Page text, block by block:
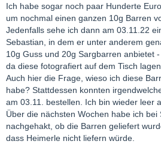
Ich habe sogar noch paar Hunderte
um nochmal einen ganzen 10g Barren
Jedenfalls sehe ich dann am 03.11.22
Sebastian, in dem er unter anderem
10g Guss und 20g Sargbarren anbietet
da diese fotografiert auf dem Tisch
Auch hier die Frage, wieso ich diese
habe? Stattdessen konnten
am 03.11. bestellen. Ich bin wieder leer
Über die nächsten Wochen habe ich
nachgehakt, ob die Barren geliefert
dass Heimerle nicht liefern würde.